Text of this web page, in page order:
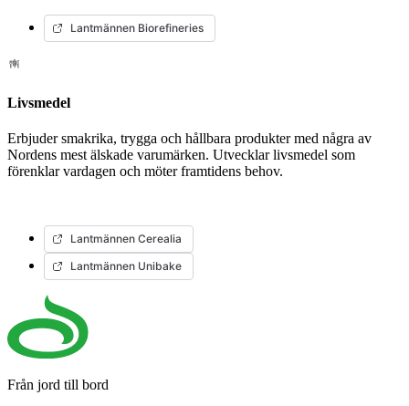
Lantmännen Biorefineries
Livsmedel
Erbjuder smakrika, trygga och hållbara produkter med några av
Nordens mest älskade varumärken. Utvecklar livsmedel som
förenklar vardagen och möter framtidens behov.
Lantmännen Cerealia
Lantmännen Unibake
Från jord till bord